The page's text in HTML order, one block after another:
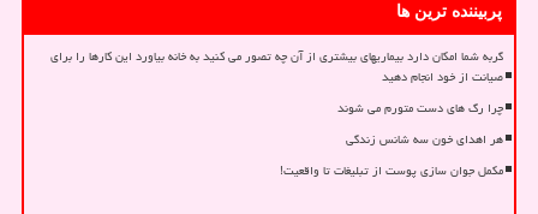
پربیننده ترین ها
گربه شما امکان دارد بیماریهای بیشتری از آن چه تصور می کنید به خانه بیاورد این کارها را برای
صیانت از خود انجام دهید
چرا رگ های دست متورم می شوند
هر اهدای خون سه شانس زندگی
مکمل جوان سازی پوست از تبلیغات تا واقعیت!